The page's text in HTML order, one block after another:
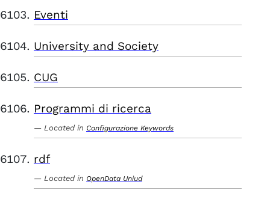
Eventi
University and Society
CUG
Programmi di ricerca
Located in Configurazione Keywords
rdf
Located in OpenData Uniud